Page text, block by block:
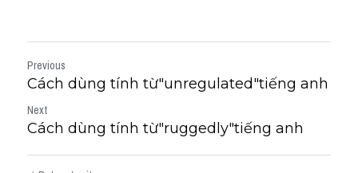
Previous
Cách dùng tính từ"unregulated"tiếng anh
Next
Cách dùng tính từ"ruggedly"tiếng anh